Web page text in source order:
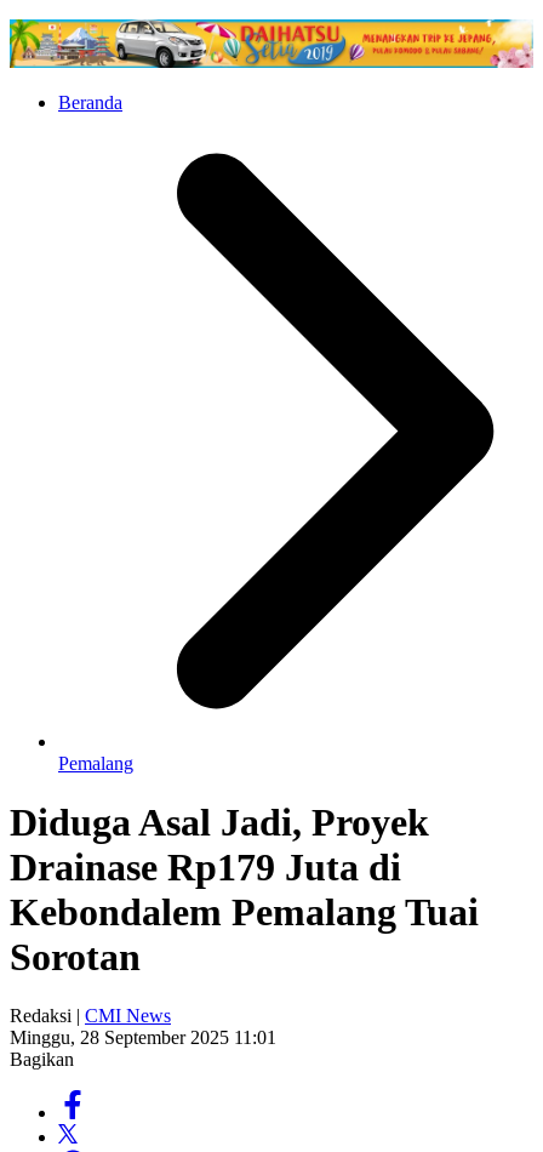
Beranda
Pemalang
Diduga Asal Jadi, Proyek
Drainase Rp179 Juta di
Kebondalem Pemalang Tuai
Sorotan
Redaksi | CMI News
Minggu, 28 September 2025 11:01
Bagikan